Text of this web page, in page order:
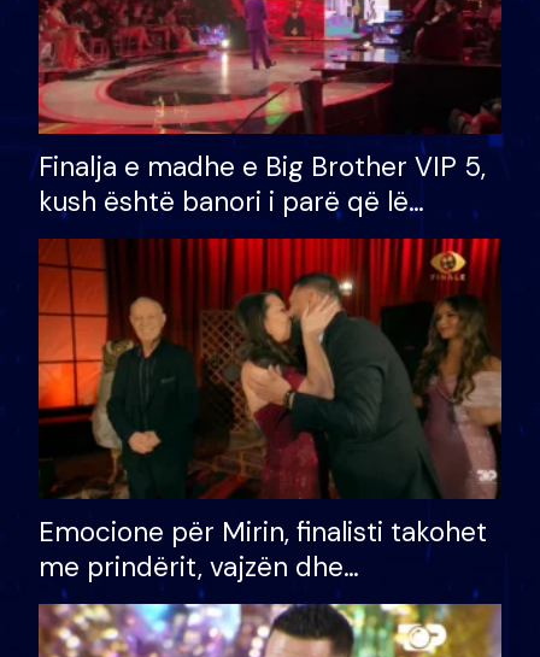
Finalja e madhe e Big Brother VIP 5,
kush është banori i parë që lë
shtëpinë dhe humb mundësinë për
të fituar çmimin e madh
Emocione për Mirin, finalisti takohet
me prindërit, vajzën dhe
bashkëshorten: S’kemi ndonjë letër
divorci apo jo?